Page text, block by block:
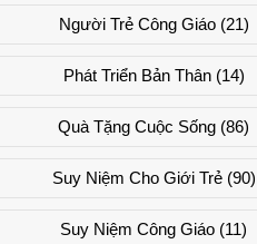
Người Trẻ Công Giáo(21)
Phát Triển Bản Thân(14)
Quà Tặng Cuộc Sống (86)
Suy Niệm Cho Giới Trẻ(90)
Suy Niệm Công Giáo (11)